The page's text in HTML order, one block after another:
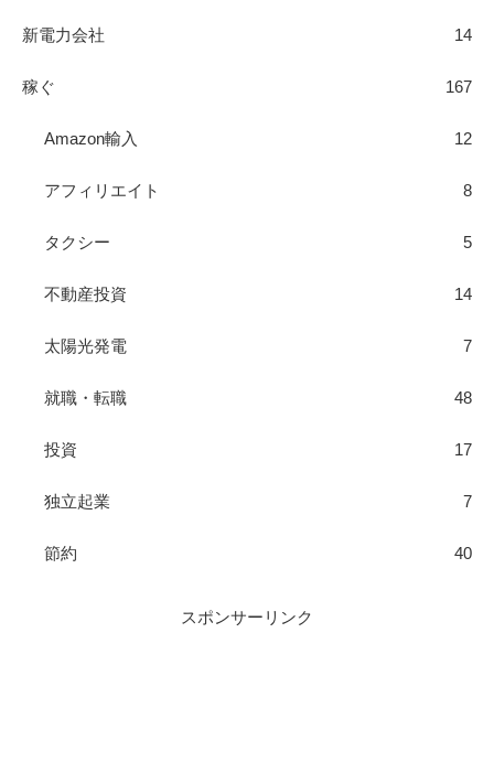
新電力会社 14
稼ぐ 167
Amazon輸入 12
アフィリエイト 8
タクシー 5
不動産投資 14
太陽光発電 7
就職・転職 48
投資 17
独立起業 7
節約 40
スポンサーリンク